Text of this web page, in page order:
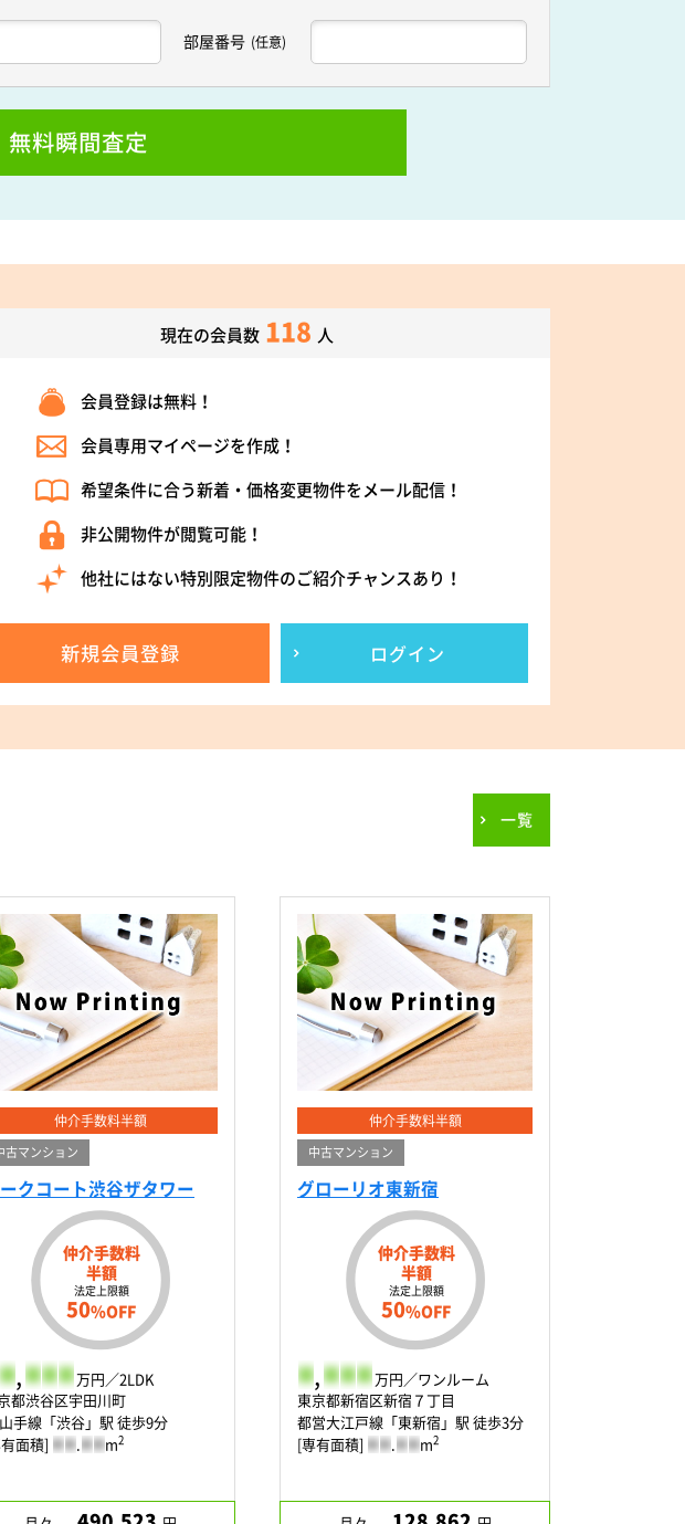
部屋番号 (任意)
無料瞬間査定
現在の会員数 118 人
会員登録は無料！
会員専用マイページを作成！
希望条件に合う新着・価格変更物件をメール配信！
非公開物件が閲覧可能！
他社にはない特別限定物件のご紹介チャンスあり！
新規会員登録 ログイン
一覧
仲介手数料半額
古マンション
クコート渋谷ザタワー
仲介手数料
半額
法定上限額
50%OFF
- ,- - - 万円／2LDK
都渋谷区宇田川町
手線「渋谷」駅 徒歩9分
面積] - - .- - m2
仲介手数料半額
中古マンション
グローリオ東新宿
仲介手数料
半額
法定上限額
50%OFF
- ,- - - 万円／ワンルーム
東京都新宿区新宿７丁目
都営大江戸線「東新宿」駅 徒歩3分
[専有面積] - - .- - m2